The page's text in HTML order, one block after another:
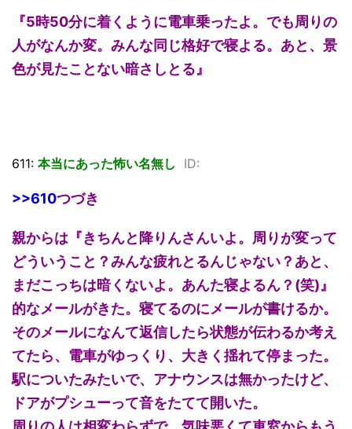
『5時50分に着くように電車乗ったよ。でも周りの
人がなんか変。みんな同じ格好で寝よる。あと、景
色が見たことない暗さしとる』
611: 本当にあった怖い名無し ID:
>>610つづき
親からは『きちんと降りんさんいよ。周りが変って
どういうこと？みんな疲れとるんじゃない？あと、
まだこっちは暗くないよ。あんた寝よるん？(笑)』
的なメールがきた。寝てるのにメールが書けるか。
そのメールになんて返信したら状態が伝わるか考え
てたら、電車がゆっくり、大きく揺れて停まった。
駅についたみたいで、アナウンスは無かったけど、
ドアがプシューって音をたてて開いた。